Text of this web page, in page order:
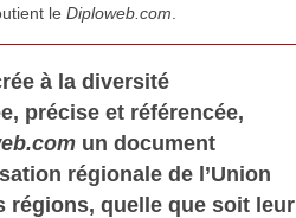
le Diploweb.com.
à la diversité
précise et référencée,
un document
régionale de l’Union
régions, quelle que soit leur